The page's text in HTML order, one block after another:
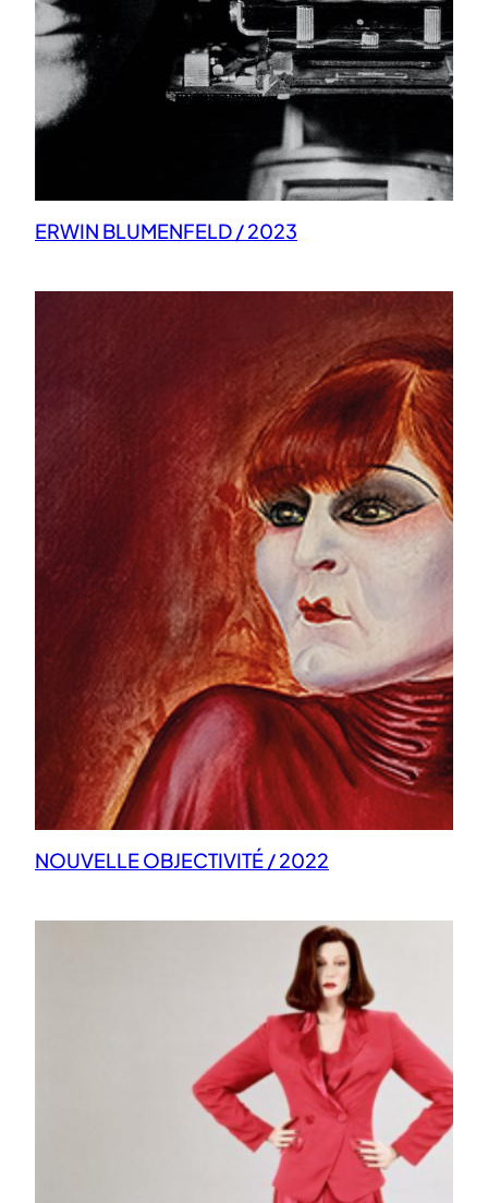
ERWIN BLUMENFELD / 2023
NOUVELLE OBJECTIVITÉ / 2022